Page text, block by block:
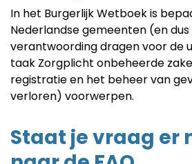
In het Burgerlijk Wetboek is
Nederlandse gemeenten (en
verantwoording dragen voor de
taak Zorgplicht onbeheerde
registratie en het beheer van
verloren) voorwerpen.
Staat je vraag er